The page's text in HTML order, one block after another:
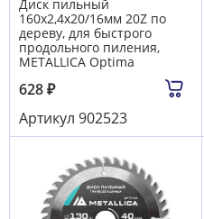
Диск пильный
160х2,4х20/16мм 20Z по
дереву, для быстрого
продольного пиления,
METALLICA Optima
628₽
Артикул 902523